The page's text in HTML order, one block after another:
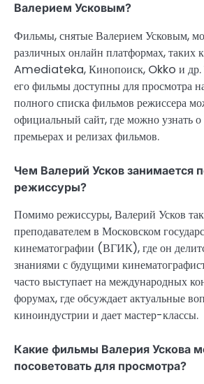
Валерием Усковым?
Фильмы, снятые Валерием Усковым,
различных онлайн платформах, таких
Amediateka, Кинопоиск, Okko и др.
его фильмы доступны для просмотра
полного списка фильмов режиссера
официальный сайт, где можно узнать
премьерах и релизах фильмов.
Чем Валерий Усков занимается
режиссуры?
Помимо режиссуры, Валерий Усков
преподавателем в Московском
кинематографии (ВГИК), где он
знаниями с будущими
часто выступает на международных
форумах, где обсуждает актуальные
киноиндустрии и дает мастер-классы.
Какие фильмы Валерия Ускова
посоветовать для просмотра?